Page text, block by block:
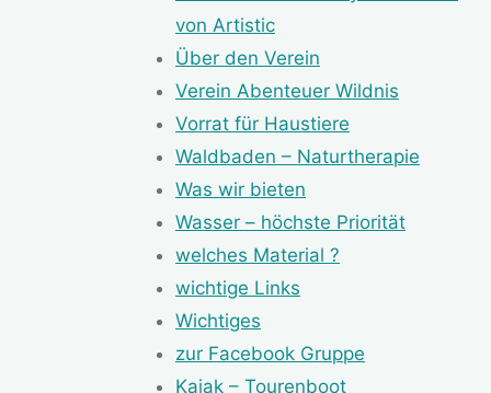
von Artistic
Über den Verein
Verein Abenteuer Wildnis
Vorrat für Haustiere
Waldbaden – Naturtherapie
Was wir bieten
Wasser – höchste Priorität
welches Material ?
wichtige Links
Wichtiges
zur Facebook Gruppe
Kajak – Tourenboot